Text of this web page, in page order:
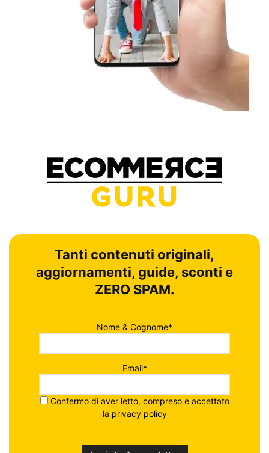
Tanti contenuti originali,
aggiornamenti, guide, sconti e
ZERO SPAM.
Nome & Cognome*
Email*
Confermo di aver letto, compreso e accettato
la privacy policy